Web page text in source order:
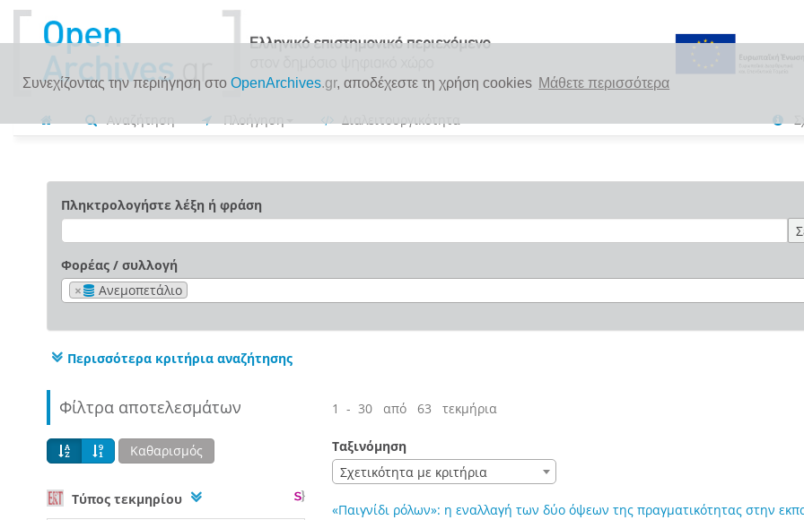
Συνεχίζοντας την περιήγηση στο OpenArchives.gr, αποδέχεστε τη χρήση cookies Μάθετε περισσότερα
Αναζήτηση Πλοήγηση Διαλειτουργικότητα
Πληκτρολογήστε λέξη ή φράση
Φορέας / συλλογή
×
Ανεμοπετάλιο
Περισσότερα κριτήρια αναζήτησης
Φίλτρα αποτελεσμάτων
Καθαρισμός
Tύπος τεκμηρίου
1 - 30 από 63 τεκμήρια
Ταξινόμηση
Σχετικότητα με κριτήρια
«Παιγνίδι ρόλων»: η εναλλαγή των δύο όψεων της πραγματικότητας στην